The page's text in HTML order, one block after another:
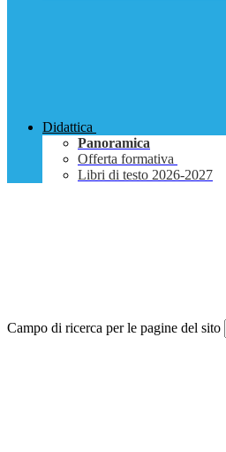
Didattica
Panoramica
Offerta formativa
Libri di testo 2026-2027
Campo di ricerca per le pagine del sito